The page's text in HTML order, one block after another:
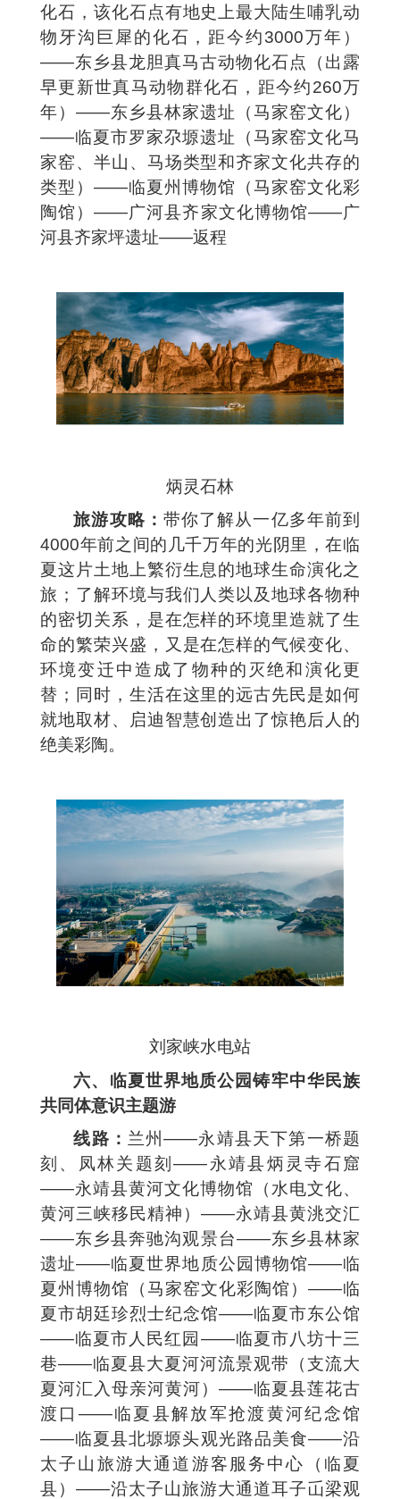
化石，该化石点有地史上最大陆生哺乳动
物牙沟巨犀的化石，距今约3000万年）
——东乡县龙胆真马古动物化石点（出露
早更新世真马动物群化石，距今约260万
年）——东乡县林家遗址（马家窑文化）
——临夏市罗家尕塬遗址（马家窑文化马
家窑、半山、马场类型和齐家文化共存的
类型）——临夏州博物馆（马家窑文化彩
陶馆）——广河县齐家文化博物馆——广
河县齐家坪遗址——返程
炳灵石林
旅游攻略： 带你了解从一亿多年前到
4000年前之间的几千万年的光阴里，在临
夏这片土地上繁衍生息的地球生命演化之
旅；了解环境与我们人类以及地球各物种
的密切关系，是在怎样的环境里造就了生
命的繁荣兴盛，又是在怎样的气候变化、
环境变迁中造成了物种的灭绝和演化更
替；同时，生活在这里的远古先民是如何
就地取材、启迪智慧创造出了惊艳后人的
绝美彩陶。
刘家峡水电站
六、临夏世界地质公园铸牢中华民族
共同体意识主题游
线路： 兰州——永靖县天下第一桥题
刻、凤林关题刻——永靖县炳灵寺石窟
——永靖县黄河文化博物馆（水电文化、
黄河三峡移民精神）——永靖县黄洮交汇
——东乡县奔驰沟观景台——东乡县林家
遗址——临夏世界地质公园博物馆——临
夏州博物馆（马家窑文化彩陶馆）——临
夏市胡廷珍烈士纪念馆——临夏市东公馆
——临夏市人民红园——临夏市八坊十三
巷——临夏县大夏河河流景观带（支流大
夏河汇入母亲河黄河）——临夏县莲花古
渡口——临夏县解放军抢渡黄河纪念馆
——临夏县北塬塬头观光路品美食——沿
太子山旅游大通道游客服务中心（临夏
县）——沿太子山旅游大通道耳子屲梁观